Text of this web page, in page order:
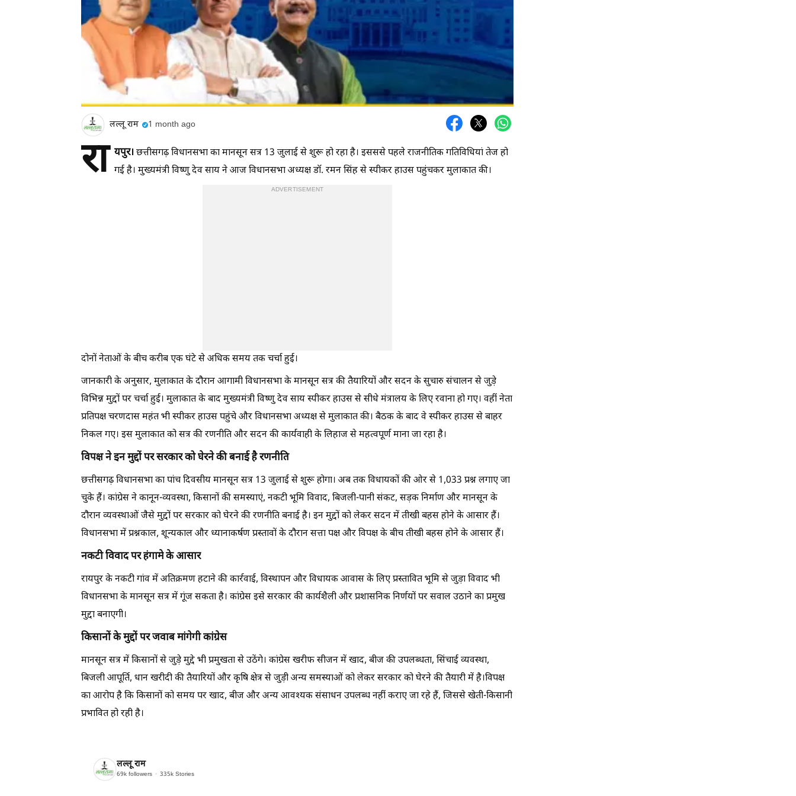
लल्लू राम 1 month ago
रा यपुर। छत्तीसगढ़ विधानसभा का मानसून सत्र 13 जुलाई से शुरू हो रहा है। इसससे पहले राजनीतिक गतिविधियां तेज हो
गई है। मुख्यमंत्री विष्णु देव साय ने आज विधानसभा अध्यक्ष डॉ. रमन सिंह से स्पीकर हाउस पहुंचकर मुलाकात की।
ADVERTISEMENT
दोनों नेताओं के बीच करीब एक घंटे से अधिक समय तक चर्चा हुई।
जानकारी के अनुसार, मुलाकात के दौरान आगामी विधानसभा के मानसून सत्र की तैयारियों और सदन के सुचारु संचालन से जुड़े
विभिन्न मुद्दों पर चर्चा हुई। मुलाकात के बाद मुख्यमंत्री विष्णु देव साय स्पीकर हाउस से सीधे मंत्रालय के लिए रवाना हो गए। वहीं नेता
प्रतिपक्ष चरणदास महंत भी स्पीकर हाउस पहुंचे और विधानसभा अध्यक्ष से मुलाकात की। बैठक के बाद वे स्पीकर हाउस से बाहर
निकल गए। इस मुलाकात को सत्र की रणनीति और सदन की कार्यवाही के लिहाज से महत्वपूर्ण माना जा रहा है।
विपक्ष ने इन मुद्दों पर सरकार को घेरने की बनाई है रणनीति
छत्तीसगढ़ विधानसभा का पांच दिवसीय मानसून सत्र 13 जुलाई से शुरू होगा। अब तक विधायकों की ओर से 1,033 प्रश्न लगाए जा
चुके हैं। कांग्रेस ने कानून-व्यवस्था, किसानों की समस्याएं, नकटी भूमि विवाद, बिजली-पानी संकट, सड़क निर्माण और मानसून के
दौरान व्यवस्थाओं जैसे मुद्दों पर सरकार को घेरने की रणनीति बनाई है। इन मुद्दों को लेकर सदन में तीखी बहस होने के आसार हैं।
विधानसभा में प्रश्नकाल, शून्यकाल और ध्यानाकर्षण प्रस्तावों के दौरान सत्ता पक्ष और विपक्ष के बीच तीखी बहस होने के आसार हैं।
नकटी विवाद परहंगामे के आसार
रायपुर के नकटी गांव में अतिक्रमण हटाने की कार्रवाई, विस्थापन और विधायक आवास के लिए प्रस्तावित भूमि से जुड़ा विवाद भी
विधानसभा के मानसून सत्र में गूंज सकता है। कांग्रेस इसे सरकार की कार्यशैली और प्रशासनिक निर्णयों पर सवाल उठाने का प्रमुख
मुद्दा बनाएगी।
किसानों के मुद्दों पर जवाब मांगेगी कांग्रेस
मानसून सत्र में किसानों से जुड़े मुद्दे भी प्रमुखता से उठेंगे। कांग्रेस खरीफ सीजन में खाद, बीज की उपलब्धता, सिंचाई व्यवस्था,
बिजली आपूर्ति, धान खरीदी की तैयारियों और कृषि क्षेत्र से जुड़ी अन्य समस्याओं को लेकर सरकार को घेरने की तैयारी में है।विपक्ष
का आरोप है कि किसानों को समय पर खाद, बीज और अन्य आवश्यक संसाधन उपलब्ध नहीं कराए जा रहे हैं, जिससे खेती-किसानी
प्रभावित हो रही है।
लल्लू राम
69k followers 335k Stories